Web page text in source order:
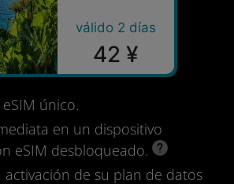
válido 2 días
42 ¥
único.
en un dispositivo
eSIM desbloqueado.
activación de su plan de datos